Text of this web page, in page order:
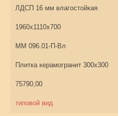
ЛДСП 16 мм влагостойкая
1960х1110х700
ММ 096.01-П-Вл
Плитка керамогранит 300х300
75790,00
типовой вид